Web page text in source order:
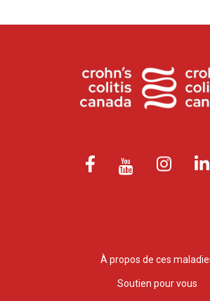
À propos de ces
Soutien pour vous